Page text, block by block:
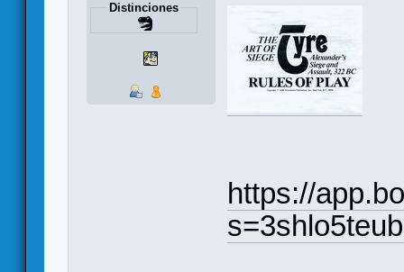
Distinciones
https://